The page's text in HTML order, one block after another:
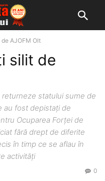
AJOFM Olt
silit de
statului sume de
au fost depistaţi de
Ocuparea Forţei de
fără drept de diferite
în timp ce se aflau în
activităţi
0